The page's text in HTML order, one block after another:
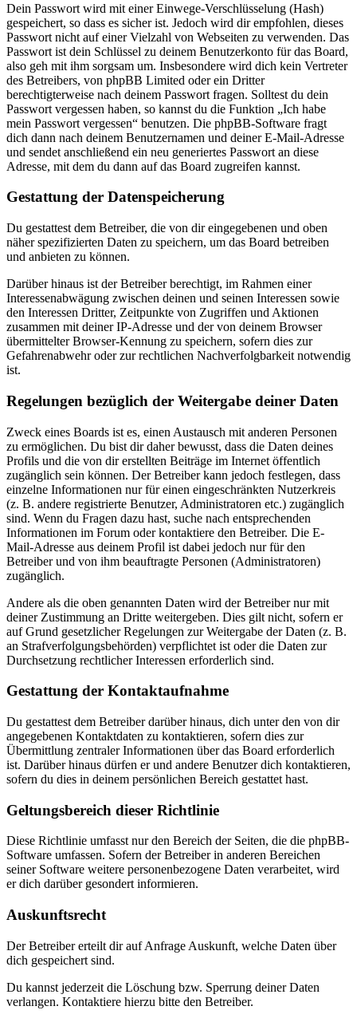
Dein Passwort wird mit einer Einwege-Verschlüsselung (Hash)
gespeichert, so dass es sicher ist. Jedoch wird dir empfohlen, dieses
Passwort nicht auf einer Vielzahl von Webseiten zu verwenden. Das
Passwort ist dein Schlüssel zu deinem Benutzerkonto für das Board,
also geh mit ihm sorgsam um. Insbesondere wird dich kein Vertreter
des Betreibers, von phpBB Limited oder ein Dritter
berechtigterweise nach deinem Passwort fragen. Solltest du dein
Passwort vergessen haben, so kannst du die Funktion „Ich habe
mein Passwort vergessen“ benutzen. Die phpBB-Software fragt
dich dann nach deinem Benutzernamen und deiner E-Mail-Adresse
und sendet anschließend ein neu generiertes Passwort an diese
Adresse, mit dem du dann auf das Board zugreifen kannst.
Gestattung der Datenspeicherung
Du gestattest dem Betreiber, die von dir eingegebenen und oben
näher spezifizierten Daten zu speichern, um das Board betreiben
und anbieten zu können.
Darüber hinaus ist der Betreiber berechtigt, im Rahmen einer
Interessenabwägung zwischen deinen und seinen Interessen sowie
den Interessen Dritter, Zeitpunkte von Zugriffen und Aktionen
zusammen mit deiner IP-Adresse und der von deinem Browser
übermittelter Browser-Kennung zu speichern, sofern dies zur
Gefahrenabwehr oder zur rechtlichen Nachverfolgbarkeit notwendig
ist.
Regelungen bezüglich der Weitergabe deiner Daten
Zweck eines Boards ist es, einen Austausch mit anderen Personen
zu ermöglichen. Du bist dir daher bewusst, dass die Daten deines
Profils und die von dir erstellten Beiträge im Internet öffentlich
zugänglich sein können. Der Betreiber kann jedoch festlegen, dass
einzelne Informationen nur für einen eingeschränkten Nutzerkreis
(z. B. andere registrierte Benutzer, Administratoren etc.) zugänglich
sind. Wenn du Fragen dazu hast, suche nach entsprechenden
Informationen im Forum oder kontaktiere den Betreiber. Die E-
Mail-Adresse aus deinem Profil ist dabei jedoch nur für den
Betreiber und von ihm beauftragte Personen (Administratoren)
zugänglich.
Andere als die oben genannten Daten wird der Betreiber nur mit
deiner Zustimmung an Dritte weitergeben. Dies gilt nicht, sofern er
auf Grund gesetzlicher Regelungen zur Weitergabe der Daten (z. B.
an Strafverfolgungsbehörden) verpflichtet ist oder die Daten zur
Durchsetzung rechtlicher Interessen erforderlich sind.
Gestattung der Kontaktaufnahme
Du gestattest dem Betreiber darüber hinaus, dich unter den von dir
angegebenen Kontaktdaten zu kontaktieren, sofern dies zur
Übermittlung zentraler Informationen über das Board erforderlich
ist. Darüber hinaus dürfen er und andere Benutzer dich kontaktieren,
sofern du dies in deinem persönlichen Bereich gestattet hast.
Geltungsbereich dieser Richtlinie
Diese Richtlinie umfasst nur den Bereich der Seiten, die die phpBB-
Software umfassen. Sofern der Betreiber in anderen Bereichen
seiner Software weitere personenbezogene Daten verarbeitet, wird
er dich darüber gesondert informieren.
Auskunftsrecht
Der Betreiber erteilt dir auf Anfrage Auskunft, welche Daten über
dich gespeichert sind.
Du kannst jederzeit die Löschung bzw. Sperrung deiner Daten
verlangen. Kontaktiere hierzu bitte den Betreiber.